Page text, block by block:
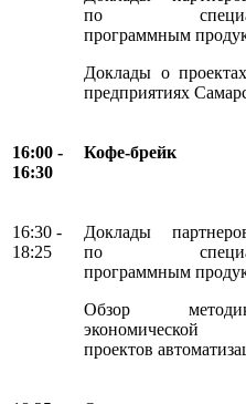
по
программным
Доклады о
предприятиях
16:00 -
16:30
Кофе-брейк
16:30 -
18:25
Доклады
по
программным
Обзор
экономической
проектов